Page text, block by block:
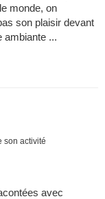
monde, on
son plaisir devant
ambiante ...
son activité
avec